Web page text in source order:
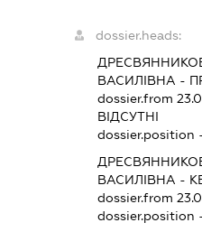
dossier.heads:
ВАСИЛІВНА -
dossier.from
ВІДСУТНІ
dossier.position
ВАСИЛІВНА -
dossier.from
dossier.position